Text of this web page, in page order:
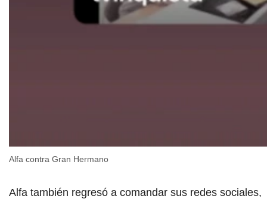
Alfa contra Gran Hermano
Alfa también regresó a comandar sus redes sociales,